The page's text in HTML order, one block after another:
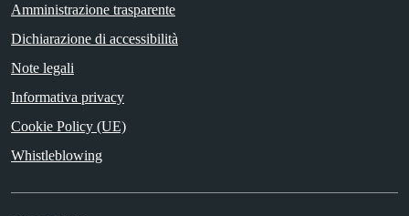
Amministrazione trasparente
Dichiarazione di accessibilità
Note legali
Informativa privacy
Cookie Policy (UE)
Whistleblowing